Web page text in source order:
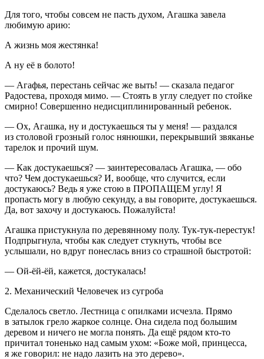
Для того, чтобы совсем не пасть духом, Агашка завела
любимую арию:
А жизнь моя жестянка!
А ну её в болото!
— Агафья, перестань сейчас же выть! — сказала педагог
Радостева, проходя мимо. — Стоять в углу следует по стойке
смирно! Совершенно недисциплинированный ребенок.
— Ох, Агашка, ну и достукаешься ты у меня! — раздался
из столовой грозный голос нянюшки, перекрывший звяканье
тарелок и прочий шум.
— Как достукаешься? — заинтересовалась Агашка, — обо
что? Чем достукаешься? И, вообще, что случится, если
достукаюсь? Ведь я уже стою в ПРОПАЩЕМ углу! Я
пропасть могу в любую секунду, а вы говорите, достукаешься.
Да, вот захочу и достукаюсь. Пожалуйста!
Агашка пристукнула по деревянному полу. Тук-тук-перестук!
Подпрыгнула, чтобы как следует стукнуть, чтобы все
услышали, но вдруг понеслась вниз со страшной быстротой:
— Ой-ёй-ёй, кажется, достукалась!
2. Механический Человечек из сугроба
Сделалось светло. Лестница с опилками исчезла. Прямо
в затылок грело жаркое солнце. Она сидела под большим
деревом и ничего не могла понять. Да ещё рядом кто-то
причитал тоненько над самым ухом: «Боже мой, принцесса,
я же говорил: не надо лазить на это дерево».